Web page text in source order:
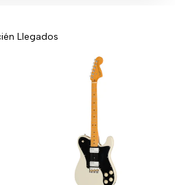
Llegados